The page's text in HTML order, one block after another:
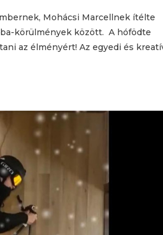
Mohácsi Marcellnek ítélte
körülmények között. A hófödte
az élményért! Az egyedi és